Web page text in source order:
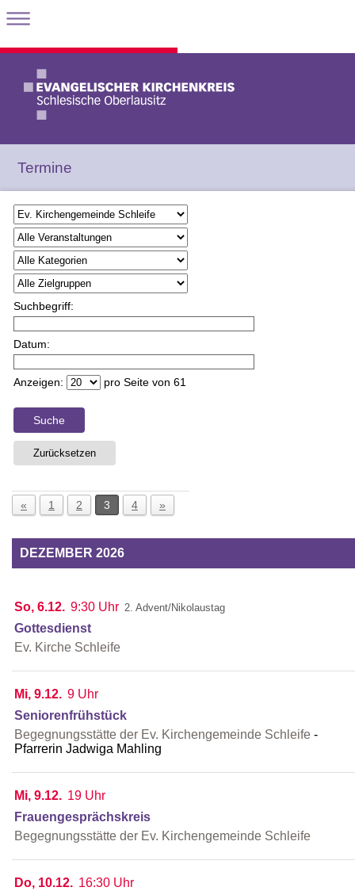
Termine
Suchbegriff:
Datum:
Anzeigen: pro Seite von 61
Suche
Zurücksetzen
« 1 2 3 4 »
DEZEMBER 2026
So, 6.12. 9:30 Uhr 2. Advent/Nikolaustag
Gottesdienst
Ev. Kirche Schleife
Mi, 9.12. 9 Uhr
Seniorenfrühstück
Begegnungsstätte der Ev. Kirchengemeinde Schleife
Pfarrerin Jadwiga Mahling
Mi, 9.12. 19 Uhr
Frauengesprächskreis
Begegnungsstätte der Ev. Kirchengemeinde Schleife
Do, 10.12. 16:30 Uhr